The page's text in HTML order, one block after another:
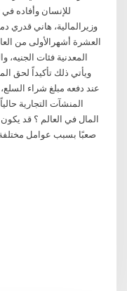
للإنسان وأفاده
وزيرالمالية، هاني
العشرة أشهرالأولى من
ويأتي ذلك تأكيداً لحق
عند دفعه مبلغ شراء
المنشآت التجارية
المال في العالم ؟ قد يكون
صعبًا بسبب عوامل